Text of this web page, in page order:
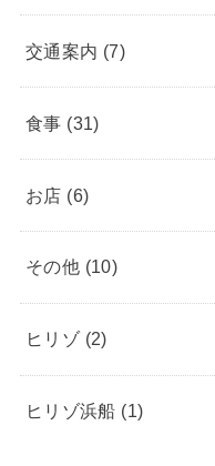
交通案内 (7)
食事 (31)
お店 (6)
その他 (10)
ヒリゾ (2)
ヒリゾ浜船 (1)